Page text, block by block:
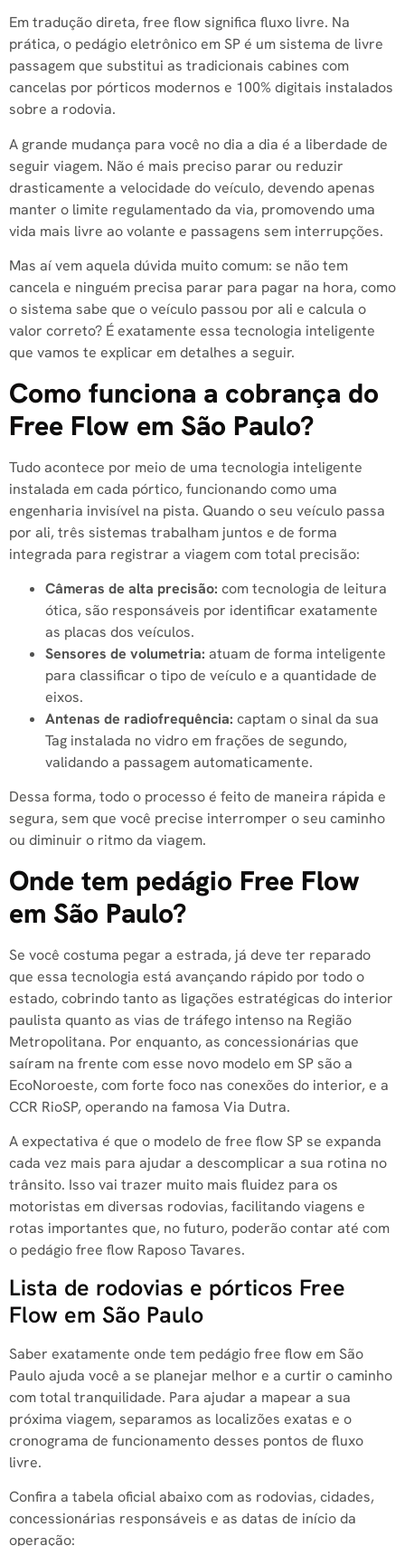
Em tradução direta, free flow significa fluxo livre. Na
prática, o pedágio eletrônico em SP é um sistema de livre
passagem que substitui as tradicionais cabines com
cancelas por pórticos modernos e 100% digitais instalados
sobre a rodovia.
A grande mudança para você no dia a dia é a liberdade de
seguir viagem. Não é mais preciso parar ou reduzir
drasticamente a velocidade do veículo, devendo apenas
manter o limite regulamentado da via, promovendo uma
vida mais livre ao volante e passagens sem interrupções.
Mas aí vem aquela dúvida muito comum: se não tem
cancela e ninguém precisa parar para pagar na hora, como
o sistema sabe que o veículo passou por ali e calcula o
valor correto? É exatamente essa tecnologia inteligente
que vamos te explicar em detalhes a seguir.
Como funciona a cobrança do
Free Flow em São Paulo?
Tudo acontece por meio de uma tecnologia inteligente
instalada em cada pórtico, funcionando como uma
engenharia invisível na pista. Quando o seu veículo passa
por ali, três sistemas trabalham juntos e de forma
integrada para registrar a viagem com total precisão:
Câmeras de alta precisão: com tecnologia de leitura
ótica, são responsáveis por identificar exatamente
as placas dos veículos.
Sensores de volumetria: atuam de forma inteligente
para classificar o tipo de veículo e a quantidade de
eixos.
Antenas de radiofrequência: captam o sinal da sua
Tag instalada no vidro em frações de segundo,
validando a passagem automaticamente.
Dessa forma, todo o processo é feito de maneira rápida e
segura, sem que você precise interromper o seu caminho
ou diminuir o ritmo da viagem.
Onde tem pedágio Free Flow
em São Paulo?
Se você costuma pegar a estrada, já deve ter reparado
que essa tecnologia está avançando rápido por todo o
estado, cobrindo tanto as ligações estratégicas do interior
paulista quanto as vias de tráfego intenso na Região
Metropolitana. Por enquanto, as concessionárias que
saíram na frente com esse novo modelo em SP são a
EcoNoroeste, com forte foco nas conexões do interior, e a
CCR RioSP, operando na famosa Via Dutra.
A expectativa é que o modelo de free flow SP se expanda
cada vez mais para ajudar a descomplicar a sua rotina no
trânsito. Isso vai trazer muito mais fluidez para os
motoristas em diversas rodovias, facilitando viagens e
rotas importantes que, no futuro, poderão contar até com
o pedágio free flow Raposo Tavares.
Lista de rodovias e pórticos Free
Flow em São Paulo
Saber exatamente onde tem pedágio free flow em São
Paulo ajuda você a se planejar melhor e a curtir o caminho
com total tranquilidade. Para ajudar a mapear a sua
próxima viagem, separamos as localizões exatas e o
cronograma de funcionamento desses pontos de fluxo
livre.
Confira a tabela oficial abaixo com as rodovias, cidades,
concessionárias responsáveis e as datas de início da
operação: